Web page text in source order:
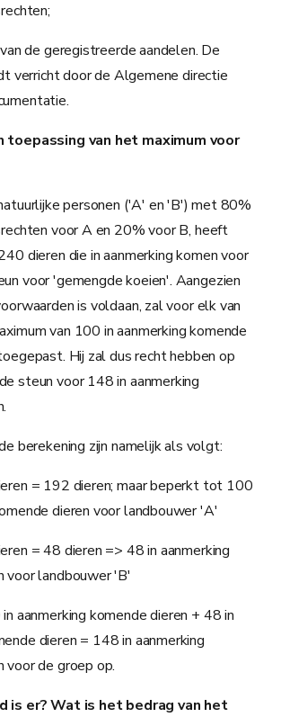
de geregistreerde aandelen. De
verricht door de Algemene directie
toepassing van het maximum voor
personen ('A' en 'B') met 80%
voor A en 20% voor B, heeft
dieren die in aanmerking komen voor
voor 'gemengde koeien'. Aangezien
is voldaan, zal voor elk van
van 100 in aanmerking komende
Hij zal dus recht hebben op
steun voor 148 in aanmerking
berekening zijn namelijk als volgt:
= 192 dieren; maar beperkt tot 100
dieren voor landbouwer 'A'
= 48 dieren => 48 in aanmerking
voor landbouwer 'B'
aanmerking komende dieren + 48 in
dieren = 148 in aanmerking
voor de groep op.
is er? Wat is het bedrag van het